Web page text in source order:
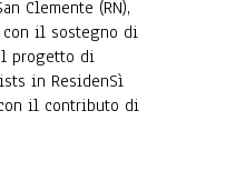
Clemente (RN),
il sostegno di
progetto di
in ResidenSì
il contributo di